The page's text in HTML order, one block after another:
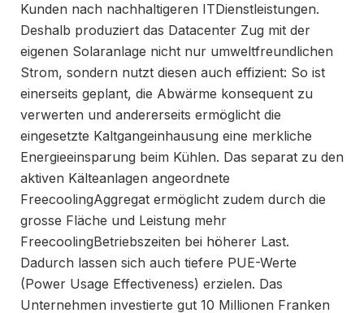
Kunden nach nachhaltigeren ITDienstleistungen.
Deshalb produziert das Datacenter Zug mit der
eigenen Solaranlage nicht nur umweltfreundlichen
Strom, sondern nutzt diesen auch effizient: So ist
einerseits geplant, die Abwärme konsequent zu
verwerten und andererseits ermöglicht die
eingesetzte Kaltgangeinhausung eine merkliche
Energieeinsparung beim Kühlen. Das separat zu den
aktiven Kälteanlagen angeordnete
FreecoolingAggregat ermöglicht zudem durch die
grosse Fläche und Leistung mehr
FreecoolingBetriebszeiten bei höherer Last.
Dadurch lassen sich auch tiefere PUE-Werte
(Power Usage Effectiveness) erzielen. Das
Unternehmen investierte gut 10 Millionen Franken